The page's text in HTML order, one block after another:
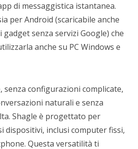
di messaggistica istantanea.
per Android (scaricabile anche
senza servizi Google) che
anche su PC Windows e
senza configurazioni complicate,
naturali e senza
Shagle è progettato per
dispositivi, inclusi computer fissi,
Questa versatilità ti